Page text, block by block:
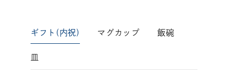
ギフト(内祝) マグカップ 飯碗
皿